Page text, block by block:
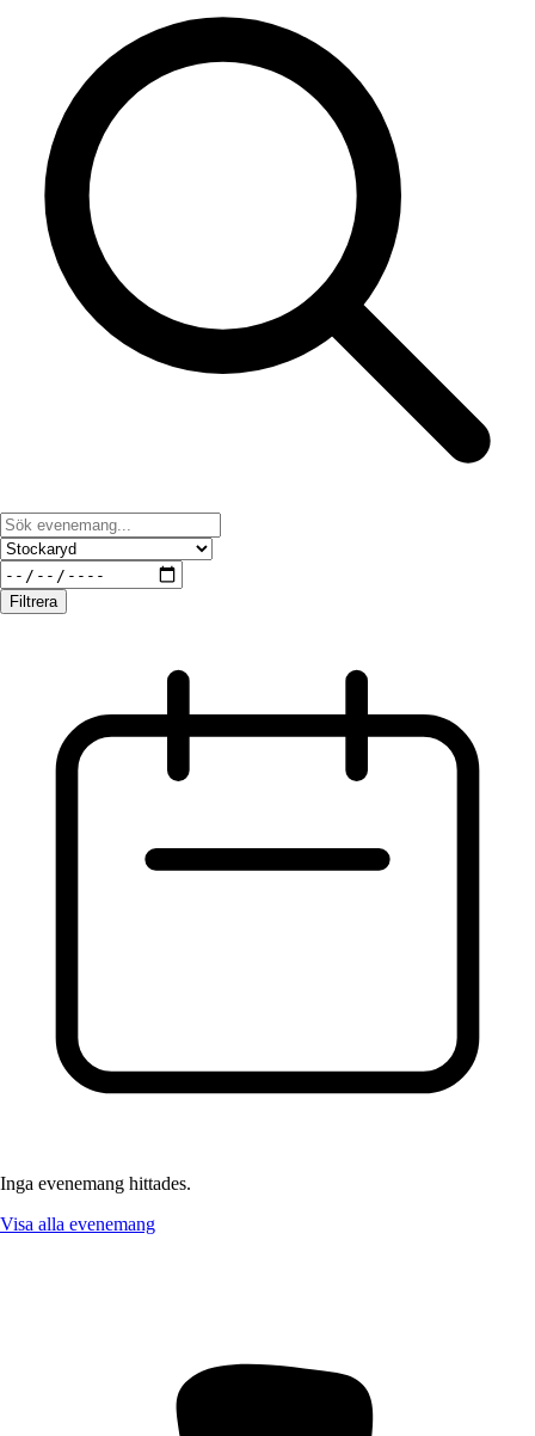
Filtrera
Inga evenemang hittades.
Visa alla evenemang